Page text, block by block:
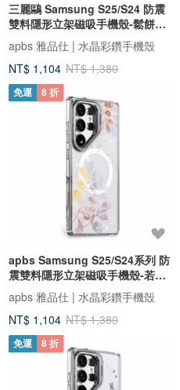
三麗鷗 Samsung S25/S24 防震
雙料隱形立架磁吸手機殼-鬆餅布
丁狗
apbs 雅品仕 | 水晶彩鑽手機殼
NT$ 1,104 NT$ 1,380
免運 8 折
apbs Samsung S25/S24系列 防
震雙料隱形立架磁吸手機殼-若歌
apbs 雅品仕 | 水晶彩鑽手機殼
NT$ 1,104 NT$ 1,380
免運 8 折